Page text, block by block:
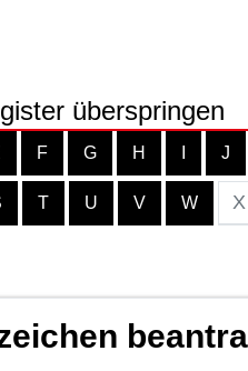
überspringen
F G H J
T U V W X